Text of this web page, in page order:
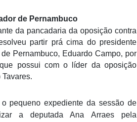
de Pernambuco
da pancadaria da oposição contra
partir prá cima do presidente
Pernambuco, Eduardo Campo, por
possui com o líder da oposição
pequeno expediente da sessão de
a deputada Ana Arraes pela